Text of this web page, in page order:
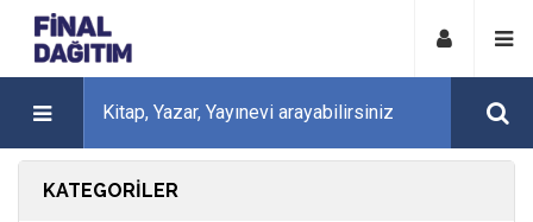
KATEGORILER